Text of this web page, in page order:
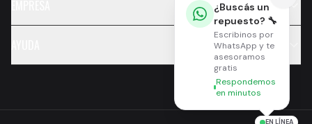
¿Buscás un
repuesto? 🔧
Escribinos por
WhatsApp y te
asesoramos
gratis
Respondemos
en minutos
EN LÍNEA